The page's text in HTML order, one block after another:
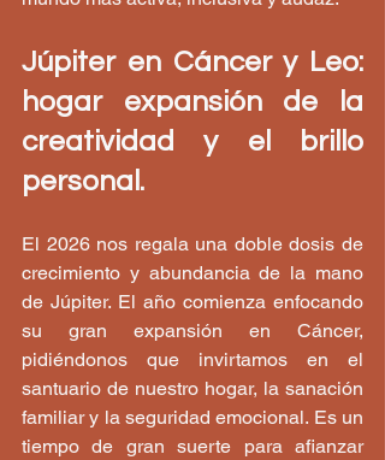
Júpiter en Cáncer y Leo:
hogar expansión de la
creatividad y el brillo
personal.
El 2026 nos regala una doble dosis de
crecimiento y abundancia de la mano
de Júpiter. El año comienza enfocando
su gran expansión en Cáncer,
pidiéndonos que invirtamos en el
santuario de nuestro hogar, la sanación
familiar y la seguridad emocional. Es un
tiempo de gran suerte para afianzar